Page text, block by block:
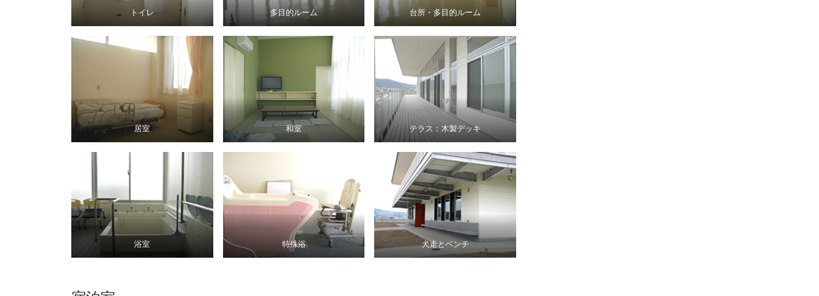
トイレ 多目的ルーム 台所・多目的ルーム
居室 和室 テラス：木製デッキ
浴室 特殊浴 犬走とベンチ